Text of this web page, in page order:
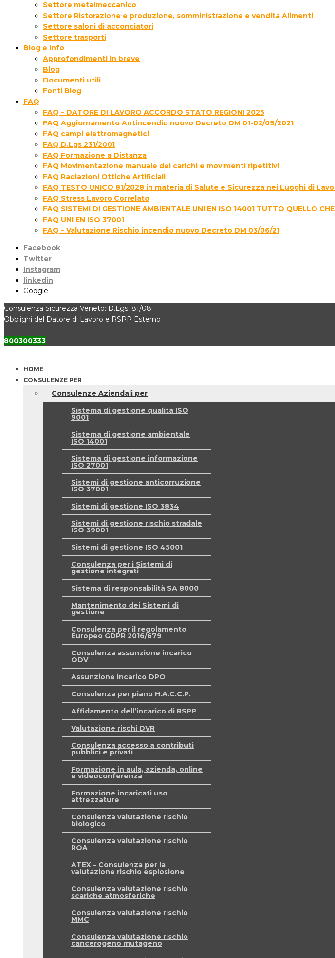
Settore metalmeccanico
Settore Ristorazione e produzione, somministrazione e vendita Alimenti
Settore saloni di acconciatori
Settore trasporti
Blog e Info
Approfondimenti in breve
Blog
Documenti utili
Fonti Blog
FAQ
FAQ – DATORE DI LAVORO ACCORDO STATO REGIONI 2025
FAQ Aggiornamento Antincendio nuovo Decreto DM 01-02/09/2021
FAQ campi elettromagnetici
FAQ D.Lgs 231/2001
FAQ Formazione a Distanza
FAQ Movimentazione manuale dei carichi e movimenti ripetitivi
FAQ Radiazioni Ottiche Artificiali
FAQ TESTO UNICO 81/2028 in materia di Salute e Sicurezza nei Luoghi di
FAQ Stress Lavoro Correlato
FAQ SISTEMI DI GESTIONE AMBIENTALE UNI EN ISO 14001 TUTTO QUELLO CHE
FAQ UNI EN ISO 37001
FAQ – Valutazione Rischio incendio nuovo Decreto DM 03/06/21
Facebook
Twitter
Instagram
linkedin
Google
Consulenza Sicurezza Veneto: D.Lgs. 81/08
Obblighi del Datore di Lavoro e RSPP Esterno
800300333
HOME
CONSULENZE PER
Consulenze Aziendali per
Sistema di gestione qualità ISO
9001
Sistema di gestione ambientale
ISO 14001
Sistema di gestione informazione
ISO 27001
Sistemi di gestione anticorruzione
ISO 37001
Sistemi di gestione ISO 3834
Sistemi di gestione rischio stradale
ISO 39001
Sistemi di gestione ISO 45001
Consulenza per i Sistemi di
gestione integrati
Sistema di responsabilità SA 8000
Mantenimento dei Sistemi di
gestione
Consulenza per il regolamento
Europeo GDPR 2016/679
Consulenza assunzione incarico
ODV
Assunzione incarico DPO
Consulenza per piano H.A.C.C.P.
Affidamento dell’incarico di RSPP
Valutazione rischi DVR
Consulenza accesso a contributi
pubblici e privati
Formazione in aula, azienda, online
e videoconferenza
Formazione incaricati uso
attrezzature
Consulenza valutazione rischio
biologico
Consulenza valutazione rischio
ROA
ATEX – Consulenza per la
valutazione rischio esplosione
Consulenza valutazione rischio
scariche atmosferiche
Consulenza valutazione rischio
MMC
Consulenza valutazione rischio
cancerogeno mutageno